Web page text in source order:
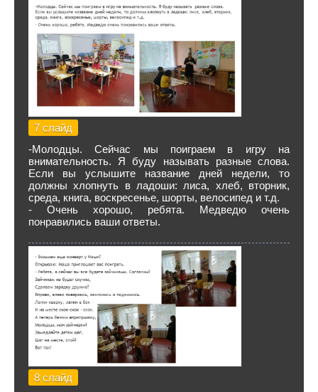
7 слайд
-Молодцы. Сейчас мы поиграем в игру на
внимательность. Я буду называть разные слова.
Если вы услышите название дней недели, то
должны хлопнуть в ладоши: лиса, хлеб, вторник,
среда, книга, воскресенье, шорты, велосипед и т.д.
- Очень хорошо, ребята. Медведю очень
понравились ваши ответы.
8 слайд